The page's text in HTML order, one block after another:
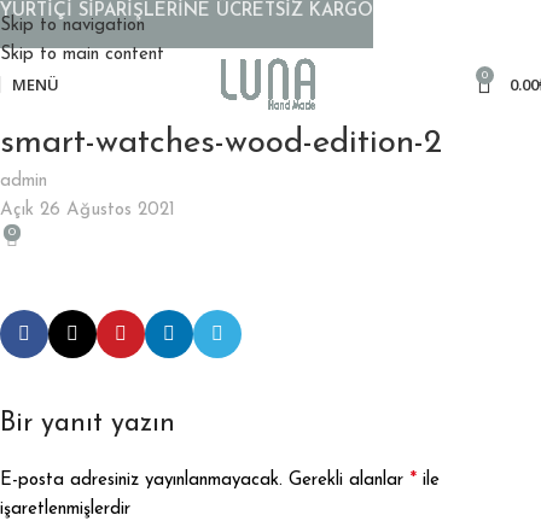
Skip to navigation
Skip to main content
MENÜ 0 0.00
smart-watches-wood-edition-2
admin
Açık 26 Ağustos 2021
0
Bir yanıt yazın
E-posta adresiniz yayınlanmayacak. Gerekli alanlar * ile
işaretlenmişlerdir
YURTİÇİ SİPARİŞLERİNE ÜCRETSİZ KARGO